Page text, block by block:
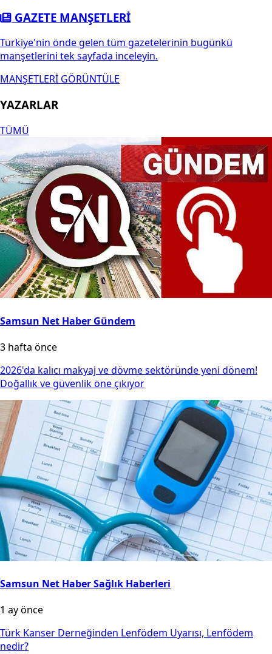
GAZETE MANŞETLERİ
Türkiye'nin önde gelen tüm gazetelerinin bugünkü
manşetlerini tek sayfada inceleyin.
MANŞETLERİ GÖRÜNTÜLE
YAZARLAR
TÜMÜ
Samsun Net Haber Gündem
3 hafta önce
2026'da kalıcı makyaj ve dövme sektöründe yeni dönem!
Doğallık ve güvenlik öne çıkıyor
Samsun Net Haber Sağlık Haberleri
1 ay önce
Türk Kanser Derneğinden Lenfödem Uyarısı, Lenfödem
nedir?